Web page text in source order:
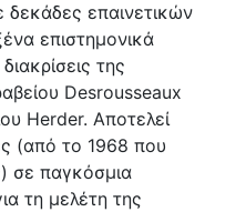
δεκάδες επαινετικών
επιστημονικά
της
Desrousseaux
Herder. Αποτελεί
(από το 1968 που
σε παγκόσμια
τη μελέτη της